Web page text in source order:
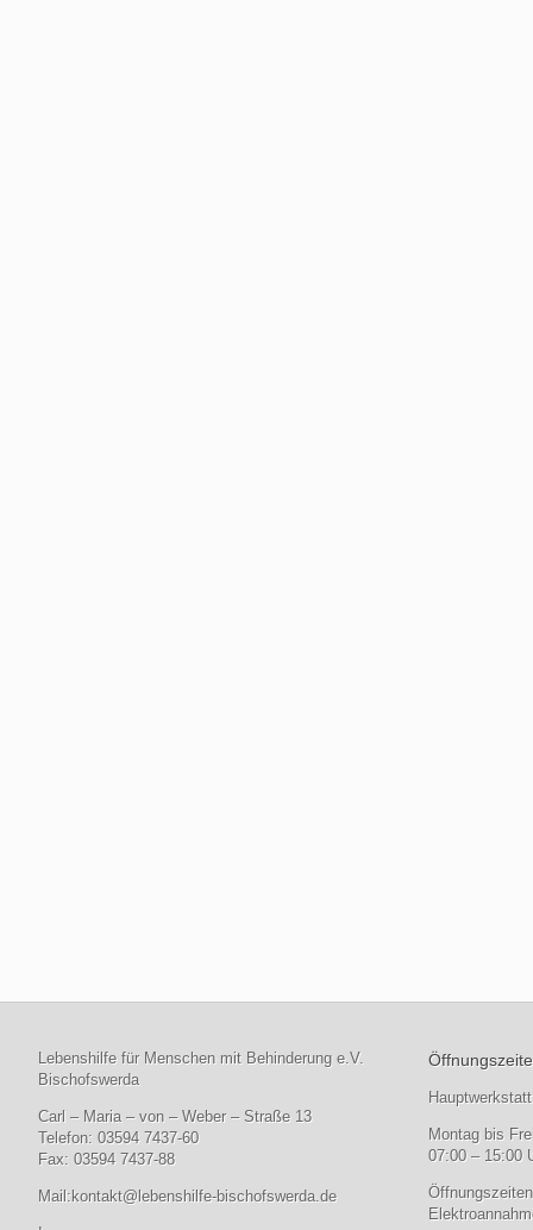
Lebenshilfe für Menschen mit Behinderung e.V.
Bischofswerda
Carl – Maria – von – Weber – Straße 13
Telefon: 03594 7437-60
Fax: 03594 7437-88
Mail: kontakt@lebenshilfe-bischofswerda.de
Hauptwerkstatt
Montag bis
07:00 – 15:00
Öffnungszeiten